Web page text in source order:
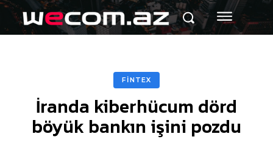
FİNTEX
İranda kiberhücum dörd
böyük bankın işini pozdu